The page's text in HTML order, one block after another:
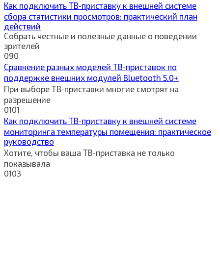
Как подключить ТВ‑приставку к внешней системе
сбора статистики просмотров: практический план
действий
Собрать честные и полезные данные о поведении
зрителей
090
Сравнение разных моделей ТВ‑приставок по
поддержке внешних модулей Bluetooth 5.0+
При выборе ТВ‑приставки многие смотрят на
разрешение
0101
Как подключить ТВ‑приставку к внешней системе
мониторинга температуры помещения: практическое
руководство
Хотите, чтобы ваша ТВ‑приставка не только
показывала
0103